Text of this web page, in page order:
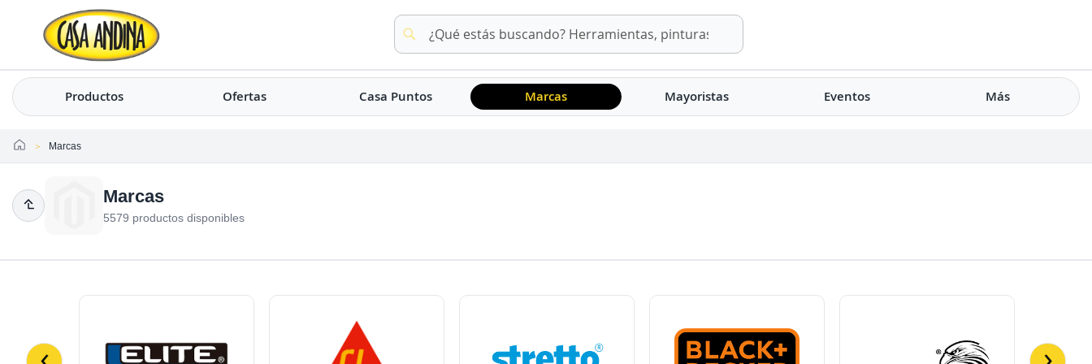
Buscar
Buscar
Productos Ofertas Casa Puntos Marcas Mayoristas Eventos Más
HomeMarcas
Marcas
5579 productos disponibles